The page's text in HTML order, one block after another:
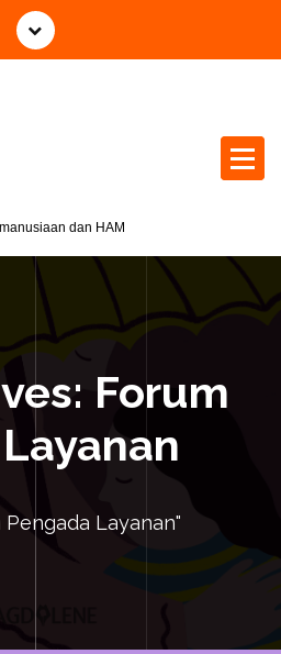
dan HAM
Forum
Layanan"